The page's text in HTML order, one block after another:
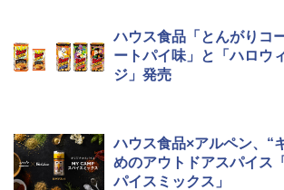
￥34,546
シャープ ウォーター
クション トースト機能
￥44,800
ハウス食品「とんがりコ
ートパイ味」と「ハロウ
ジ」発売
ハウス食品×アルペン、“
めのアウトドアスパイス
パイスミックス」